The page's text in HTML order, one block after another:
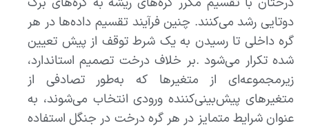
دوتایی رشد می‌کنند. چنین فرآیند تقسیم داده‌ها در هر
گره داخلی تا رسیدن به یک شرط توقف از پیش تعیین
شده تکرار می‌شود .بر خلاف درخت تصمیم استاندارد،
زیرمجموعه‌ای از متغیرها که به‌طور تصادفی از
متغیرهای پیش‌بینی‌کننده ورودی انتخاب می‌شوند، به
عنوان شرایط متمایز در هر گره درخت در جنگل استفاده